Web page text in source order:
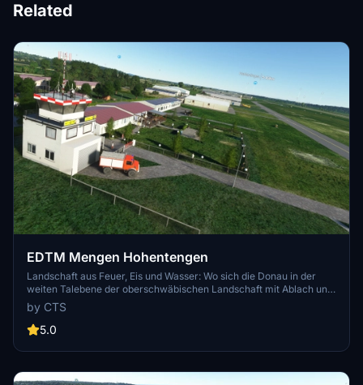
€1
BACHFROSCH85590
€1
HitachiHerold
€0
Related
EDTM Mengen Hohentengen
Landschaft aus Feuer, Eis und Wasser: Wo sich die Donau in der
weiten Talebene der oberschwäbischen Landschaft mit Ablach und
Ostrach trifft, liegt der Verkehrslandeplatz Mengen-Hohentengen.
Wer hier rastet, schwärmt schnell von der abwechslungsreichen
Landschaft, die man auf dem Flug dort hin sieht.
by CTS
5.0